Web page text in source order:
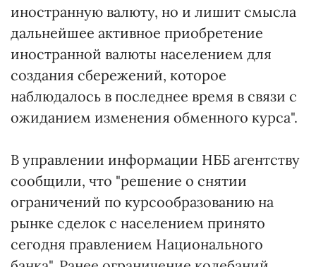
иностранную валюту, но и лишит смысла
дальнейшее активное приобретение
иностранной валюты населением для
создания сбережений, которое
наблюдалось в последнее время в связи с
ожиданием изменения обменного курса".
В управлении информации НББ агентству
сообщили, что "решение о снятии
ограничений по курсообразованию на
рынке сделок с населением принято
сегодня правлением Национального